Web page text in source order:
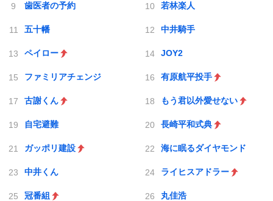
歯医者の予約 若林楽人
五十幡 中井騎手
ペイロー JOY2
ファミリアチェンジ 有原航平投手
古謝くん もう君以外愛せない
自宅避難 長崎平和式典
ガッポリ建設 海に眠るダイヤモンド
中井くん ライヒスアドラー
冠番組 丸佳浩